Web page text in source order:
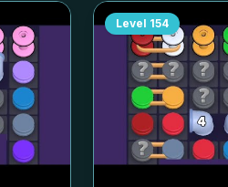
Level 154